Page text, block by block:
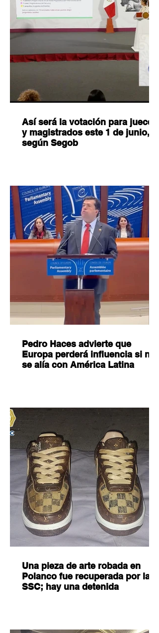
Así será la votación para jueces
y magistrados este 1 de junio,
según Segob
Pedro Haces advierte que
Europa perderá influencia si no
se alía con América Latina
Una pieza de arte robada en
Polanco fue recuperada por la
SSC; hay una detenida